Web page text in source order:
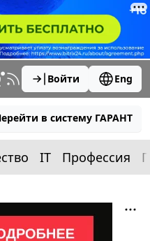
Войти Eng
в систему ГАРАНТ
IT Профессия